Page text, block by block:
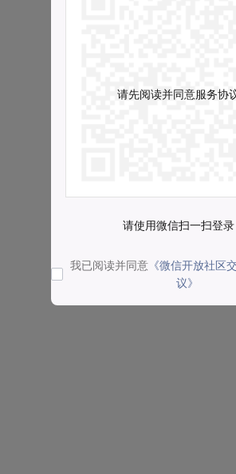
请先阅读并同意服务协
请使用微信扫一扫登录
我已阅读并同意 《微信开放社区
议》